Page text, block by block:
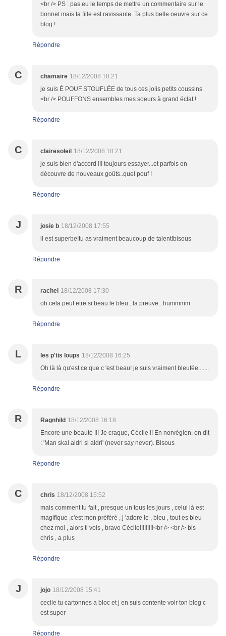
<br /> PS : pas eu le temps de mettre un commentaire sur le
bonnet mais ta fille est ravissante. Ta plus belle oeuvre sur ce
blog !
Répondre
C chamaire 18/12/2008 18:21
je suis É POUF STOUFLÉE de tous ces jolis petits coussins
<br /> POUFFONS ensembles mes soeurs à grand éclat !
Répondre
C clairesoleil 18/12/2008 18:21
je suis bien d'accord !!! toujours essayer...et parfois on
découvre de nouveaux goûts..quel pouf !
Répondre
J josie b 18/12/2008 17:55
il est superbe!tu as vraiment beaucoup de talent!bisous
Répondre
R rachel 18/12/2008 17:30
oh cela peut etre si beau le bleu...la preuve...hummmm
Répondre
L les p'tis loups 18/12/2008 16:25
Oh là là qu'est ce que c 'est beau! je suis vraiment bleufée.......
Répondre
R Ragnhild 18/12/2008 16:18
Encore une beauté !!! Je craque, Cécile !! En norvégien, on dit
: 'Man skal aldri si aldri' (never say never). Bisous
Répondre
C chris 18/12/2008 15:52
mais comment tu fait , presque un tous les jours , celui là est
magifique ,c'est mon préféré , j 'adore le , bleu , tout es bleu
chez moi , alors ti vois , bravo Cécile!!!!!!!!!<br /> <br /> bis
chris , a plus
Répondre
J jojo 18/12/2008 15:41
cecile tu cartonnes a bloc et j en suis contente voir ton blog c
est super
Répondre